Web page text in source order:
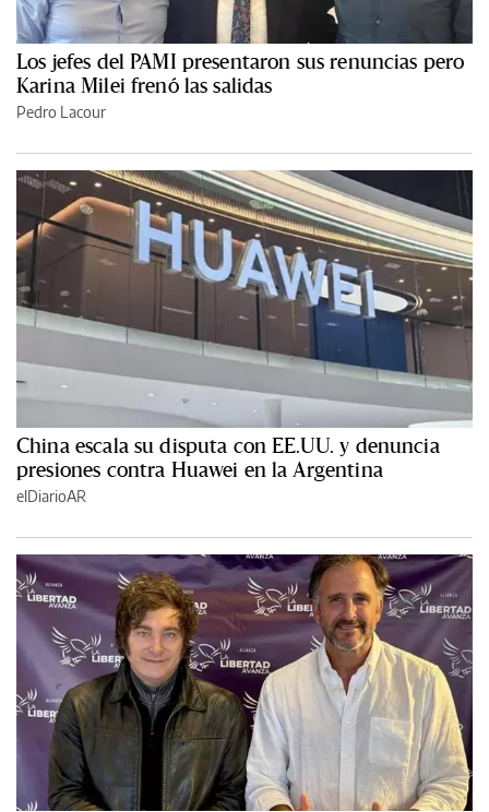
Los jefes del PAMI presentaron sus renuncias pero
Karina Milei frenó las salidas
Pedro Lacour
China escala su disputa con EE.UU. y denuncia
presiones contra Huawei en la Argentina
elDiarioAR